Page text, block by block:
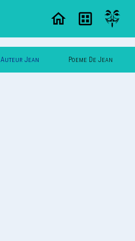
Auteur Jean Poeme De Jean